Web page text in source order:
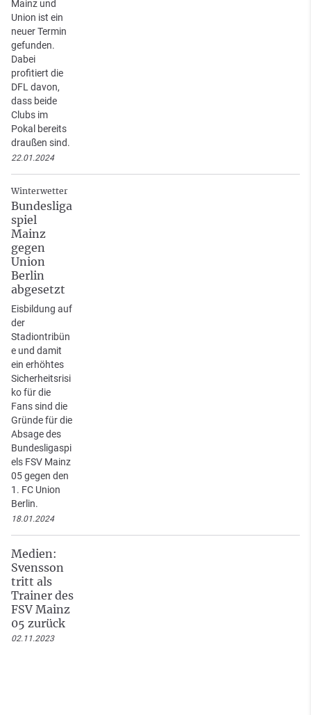
Mainz und
Union ist ein
neuer Termin
gefunden.
Dabei
profitiert die
DFL davon,
dass beide
Clubs im
Pokal bereits
draußen sind.
22.01.2024
Winterwetter
Bundesliga
spiel
Mainz
gegen
Union
Berlin
abgesetzt
Eisbildung auf
der
Stadiontribün
e und damit
ein erhöhtes
Sicherheitsrisi
ko für die
Fans sind die
Gründe für die
Absage des
Bundesligaspi
els FSV Mainz
05 gegen den
1. FC Union
Berlin.
18.01.2024
Medien:
Svensson
tritt als
Trainer des
FSV Mainz
05 zurück
02.11.2023